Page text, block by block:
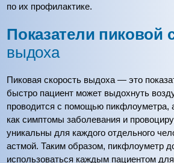
по их профилактике.
Показатели пиковой
выдоха
Пиковая скорость выдоха — это
быстро пациент может выдохнуть
проводится с помощью пикфлоуметра,
как симптомы заболевания и
уникальны для каждого отдельного
астмой. Таким образом, пикфлоуметр
использоваться каждым пациентом